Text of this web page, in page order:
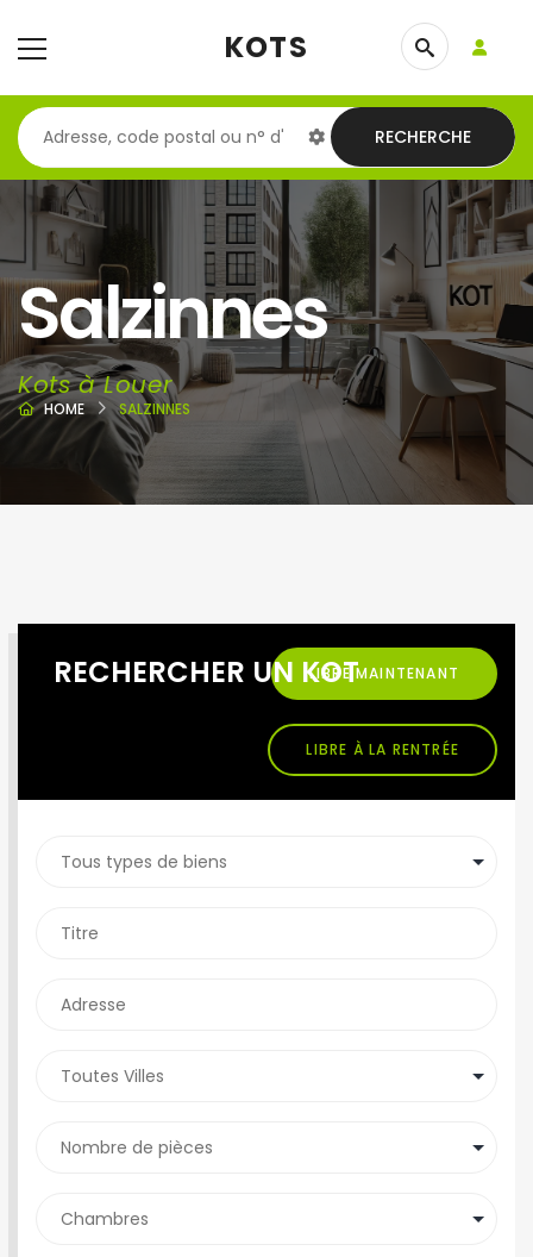
KOTS
RECHERCHE
Salzinnes
Kots à Louer
HOME SALZINNES
RECHERCHER UN KOTLIBRE MAINTENANT
LIBRE À LA RENTRÉE